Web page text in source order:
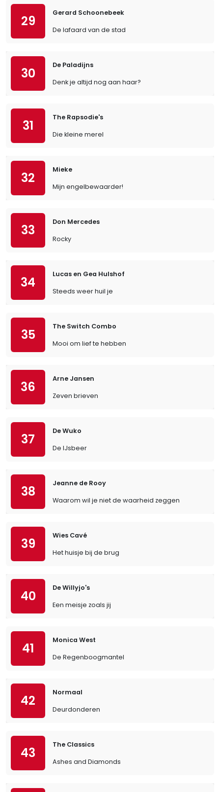
29
Gerard Schoonebeek
De lafaard van de stad
30
De Paladijns
Denk je altijd nog aan haar?
31
The Rapsodie's
Die kleine merel
32
Mieke
Mijn engelbewaarder!
33
Don Mercedes
Rocky
34
Lucas en Gea Hulshof
Steeds weer huil je
35
The Switch Combo
Mooi om lief te hebben
36
Arne Jansen
Zeven brieven
37
De Wuko
De IJsbeer
38
Jeanne de Rooy
Waarom wil je niet de waarheid zeggen
39
Wies Cavé
Het huisje bij de brug
40
De Willyjo's
Een meisje zoals jij
41
Monica West
De Regenboogmantel
42
Normaal
Deurdonderen
43
The Classics
Ashes and Diamonds